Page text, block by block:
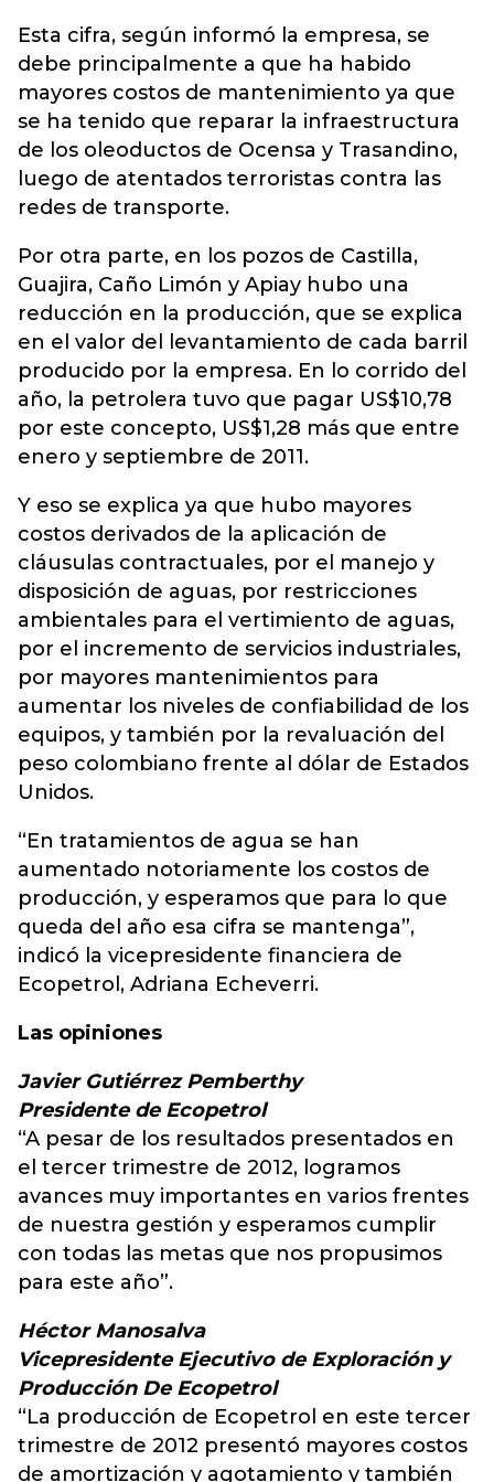
Esta cifra, según informó la empresa, se
debe principalmente a que ha habido
mayores costos de mantenimiento ya que
se ha tenido que reparar la infraestructura
de los oleoductos de Ocensa y Trasandino,
luego de atentados terroristas contra las
redes de transporte.
Por otra parte, en los pozos de Castilla,
Guajira, Caño Limón y Apiay hubo una
reducción en la producción, que se explica
en el valor del levantamiento de cada barril
producido por la empresa. En lo corrido del
año, la petrolera tuvo que pagar US$10,78
por este concepto, US$1,28 más que entre
enero y septiembre de 2011.
Y eso se explica ya que hubo mayores
costos derivados de la aplicación de
cláusulas contractuales, por el manejo y
disposición de aguas, por restricciones
ambientales para el vertimiento de aguas,
por el incremento de servicios industriales,
por mayores mantenimientos para
aumentar los niveles de confiabilidad de los
equipos, y también por la revaluación del
peso colombiano frente al dólar de Estados
Unidos.
“En tratamientos de agua se han
aumentado notoriamente los costos de
producción, y esperamos que para lo que
queda del año esa cifra se mantenga”,
indicó la vicepresidente financiera de
Ecopetrol, Adriana Echeverri.
Las opiniones
Javier Gutiérrez Pemberthy
Presidente de Ecopetrol
“A pesar de los resultados presentados en
el tercer trimestre de 2012, logramos
avances muy importantes en varios frentes
de nuestra gestión y esperamos cumplir
con todas las metas que nos propusimos
para este año”.
Héctor Manosalva
Vicepresidente Ejecutivo de Exploración y
Producción De Ecopetrol
“La producción de Ecopetrol en este tercer
trimestre de 2012 presentó mayores costos
de amortización y agotamiento y también